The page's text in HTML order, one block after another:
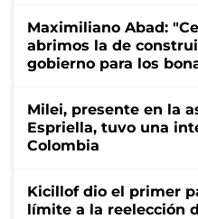
Maximiliano Abad:
abrimos la de
gobierno para los
Milei, presente en la
Espriella, tuvo una
Colombia
Kicillof dio el primer
límite a la reelección